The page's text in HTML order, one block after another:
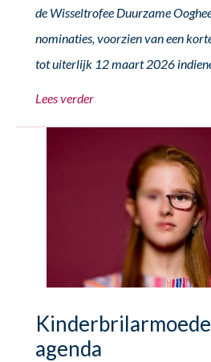
de Wisseltrofee Duurzame
nominaties, voorzien van een
tot uiterlijk 12 maart 2026
Lees verder
agenda